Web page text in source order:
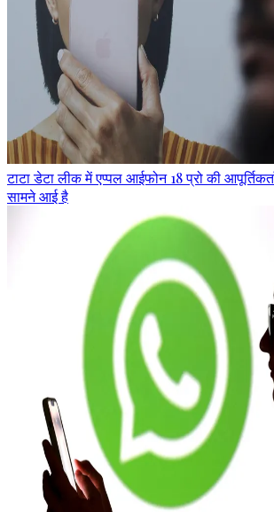
टाटा डेटा लीक में एप्पल आईफोन 18 प्रो की
सामने आई है